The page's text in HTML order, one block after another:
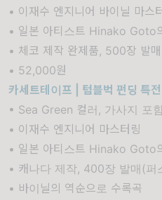
• 이재수 엔지니어 바이닐 마스
• 일본 아티스트 Hinako Goto
• 체코 제작 완제품, 500장 발
• 52,000원
카세트테이프 | 텀블벅 펀딩 특
• Sea Green 컬러, 가사지 포
• 이재수 엔지니어 마스터링
• 일본 아티스트 Hinako Goto
• 캐나다 제작, 400장 발매(퍼
• 바이닐의 역순으로 수록곡